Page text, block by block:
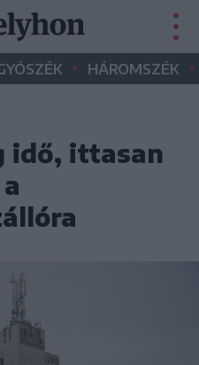
• HÁROMSZÉK •
idő, ittasan